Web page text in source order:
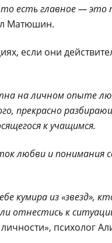
есть главное — это
Матюшин.
если они
на личном опыте
прекрасно
к учащимся.
любви и понимания
кумира из «звезд»,
отнестись к
психолог